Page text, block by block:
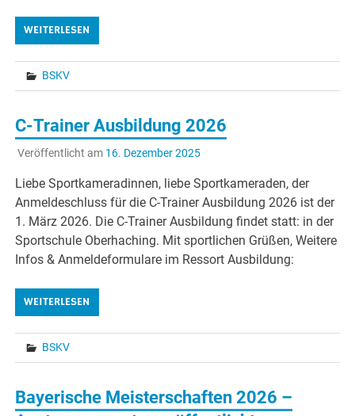
WEITERLESEN
BSKV
C-Trainer Ausbildung 2026
Veröffentlicht am 16. Dezember 2025
Liebe Sportkameradinnen, liebe Sportkameraden, der
Anmeldeschluss für die C-Trainer Ausbildung 2026 ist der
1. März 2026. Die C-Trainer Ausbildung findet statt: in der
Sportschule Oberhaching. Mit sportlichen Grüßen, Weitere
Infos & Anmeldeformulare im Ressort Ausbildung:
WEITERLESEN
BSKV
Bayerische Meisterschaften 2026 –